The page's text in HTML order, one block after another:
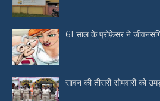
61 साल के प्रोफ़ेसर ने
सावन की तीसरी सोमवारी को